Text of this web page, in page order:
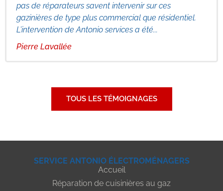
pas de réparateurs savent intervenir sur ces
gazinières de type plus commercial que résidentiel.
L’intervention de Antonio services a été...
Pierre Lavallée
TOUS LES TÉMOIGNAGES
SERVICE ANTONIO ÉLECTROMÉNAGERS
Accueil
Réparation de cuisinières au gaz